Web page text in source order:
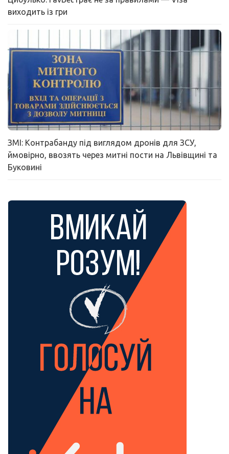
виходить із гри
ЗМІ: Контрабанду під виглядом дронів для ЗСУ,
ймовірно, ввозять через митні пости на Львівщині та
Буковині